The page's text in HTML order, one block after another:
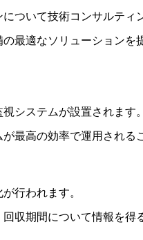
ついて技術コンサルティ
最適なソリューションを
システムが設置されます。
最高の効率で運用される
行われます。
収期間について情報を得